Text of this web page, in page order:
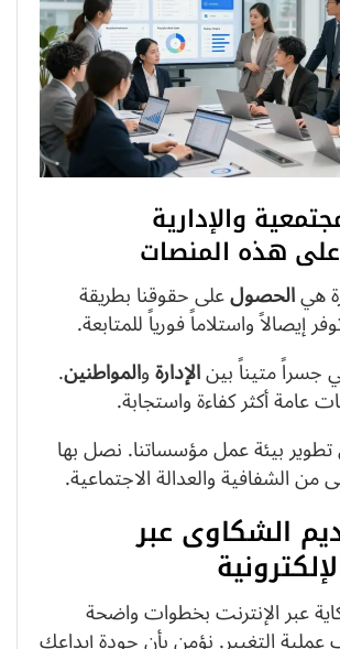
والإدارية
هذه المنصات
هيالحصولعلى حقوقنا بطريقة
إيصالاً واستلاماً فورياً للمتابعة.
جسراً متيناً بينالإدارةوالمواطنين.
عامة أكثر كفاءة واستجابة.
بيئة عمل مؤسساتنا. نصل بها
الشفافية والعدالة الاجتماعية.
الشكاوى عبر
عبر الإنترنت بخطوات واضحة